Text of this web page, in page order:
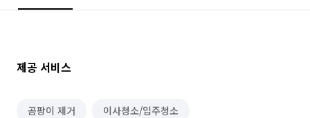
제공 서비스
곰팡이 제거 이사청소/입주청소